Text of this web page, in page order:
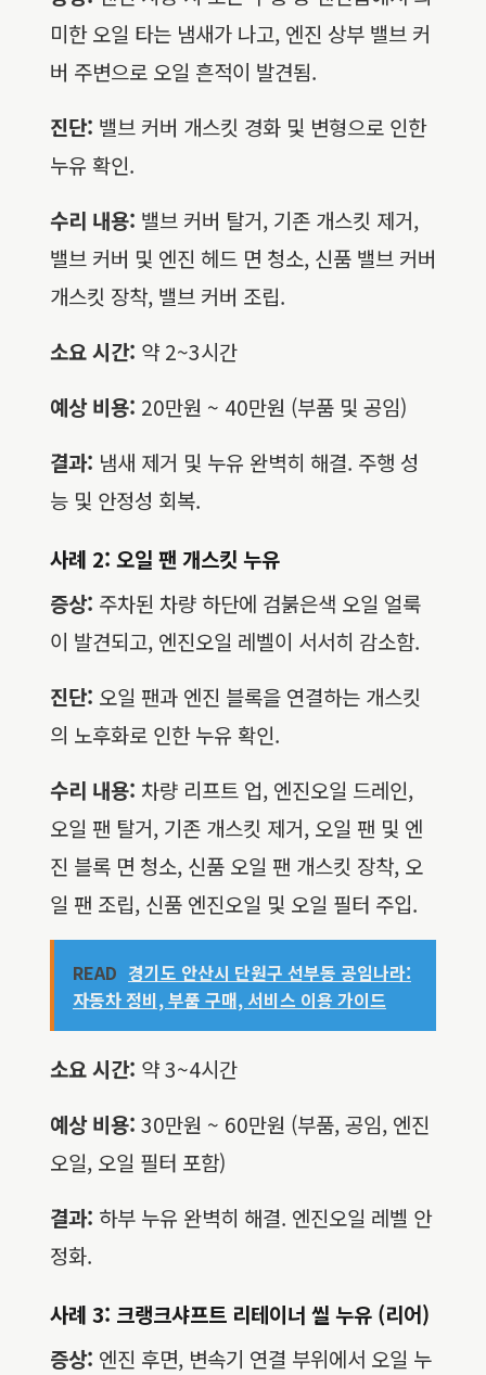
미한 오일 타는 냄새가 나고, 엔진 상부 밸브 커
버 주변으로 오일 흔적이 발견됨.
진단: 밸브 커버 개스킷 경화 및 변형으로 인한
누유 확인.
수리 내용: 밸브 커버 탈거, 기존 개스킷 제거,
밸브 커버 및 엔진 헤드 면 청소, 신품 밸브 커버
개스킷 장착, 밸브 커버 조립.
소요 시간: 약 2~3시간
예상 비용: 20만원 ~ 40만원 (부품 및 공임)
결과: 냄새 제거 및 누유 완벽히 해결. 주행 성
능 및 안정성 회복.
사례 2: 오일 팬 개스킷 누유
증상: 주차된 차량 하단에 검붉은색 오일 얼룩
이 발견되고, 엔진오일 레벨이 서서히 감소함.
진단: 오일 팬과 엔진 블록을 연결하는 개스킷
의 노후화로 인한 누유 확인.
수리 내용: 차량 리프트 업, 엔진오일 드레인,
오일 팬 탈거, 기존 개스킷 제거, 오일 팬 및 엔
진 블록 면 청소, 신품 오일 팬 개스킷 장착, 오
일 팬 조립, 신품 엔진오일 및 오일 필터 주입.
READ 경기도 안산시 단원구 선부동 공임나라:
자동차 정비, 부품 구매, 서비스 이용 가이드
소요 시간: 약 3~4시간
예상 비용: 30만원 ~ 60만원 (부품, 공임, 엔진
오일, 오일 필터 포함)
결과: 하부 누유 완벽히 해결. 엔진오일 레벨 안
정화.
사례 3: 크랭크샤프트 리테이너 씰 누유 (리어)
증상: 엔진 후면, 변속기 연결 부위에서 오일 누